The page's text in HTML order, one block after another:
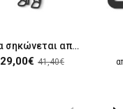
Φόρεμα σηκώνεται από τον αέρα
29,00€ 41,40€